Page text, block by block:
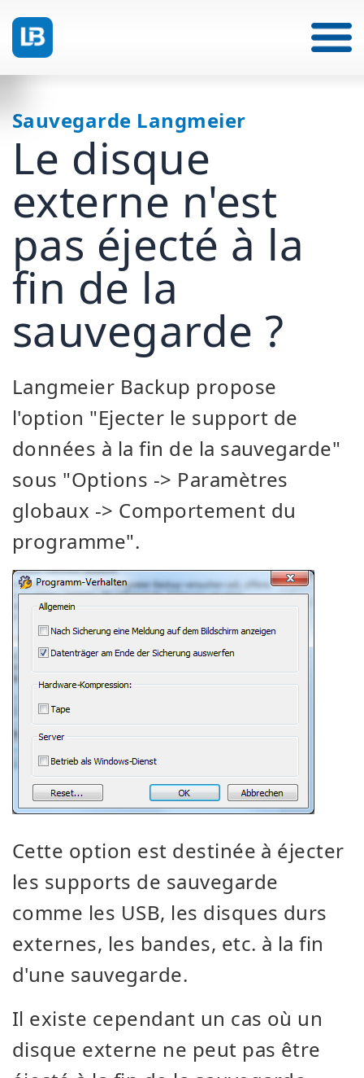
Sauvegarde Langmeier
Le disque
externe n'est
pas éjecté à la
fin de la
sauvegarde ?
Langmeier Backup propose
l'option "Ejecter le support de
données à la fin de la sauvegarde"
sous "Options -> Paramètres
globaux -> Comportement du
programme".
Cette option est destinée à éjecter
les supports de sauvegarde
comme les USB, les disques durs
externes, les bandes, etc. à la fin
d'une sauvegarde.
Il existe cependant un cas où un
disque externe ne peut pas être